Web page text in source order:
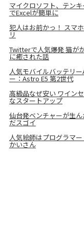
マイクロソフト、テン
でExcelが簡単に
犯人はお前かっ！ スマ
リ
Twitterで人気爆発 猫が
に癒された話
人気モバイルバッテリ
ー：Astro E5 第2世代
高級品なぜ安い ワイン
なスタートアップ
仙台発ベンチャーが生
だスゴイ
人気絵師はプログラマ
かいさん